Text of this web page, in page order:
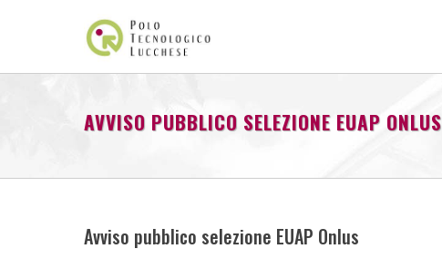
AVVISO PUBBLICO SELEZIONE EUAP ONLUS
Avviso pubblico selezione EUAP Onlus